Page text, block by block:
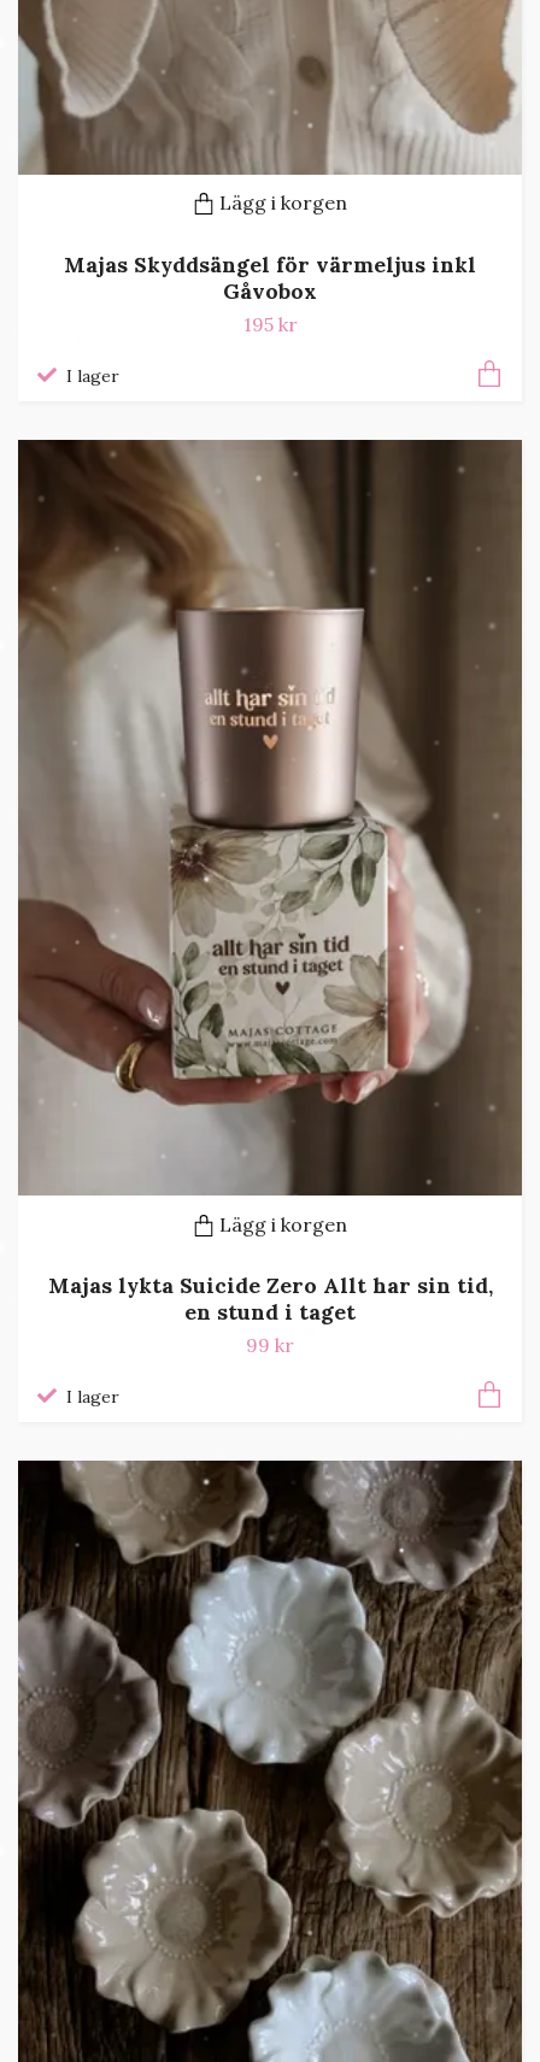
Lägg i korgen
Majas Skyddsängel för värmeljus inkl
Gåvobox
195 kr
I lager
Lägg i korgen
Majas lykta Suicide Zero Allt har sin tid,
en stund i taget
99 kr
I lager